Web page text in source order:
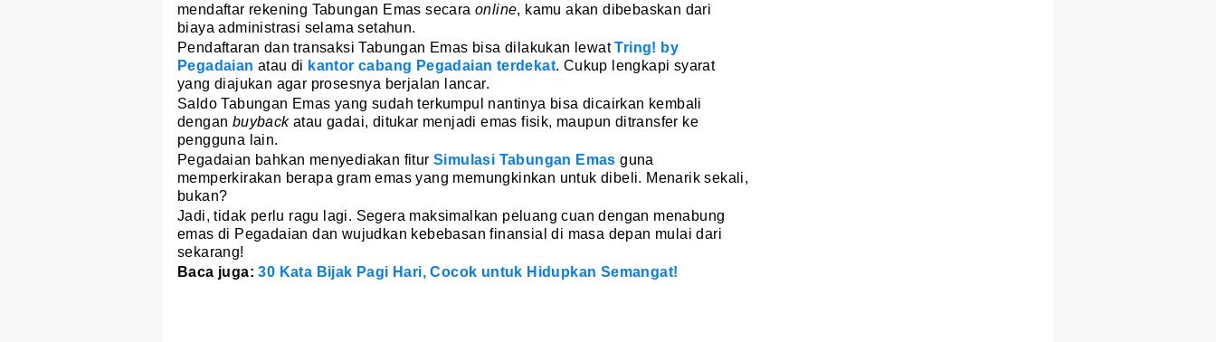
mendaftar rekening Tabungan Emas secara online, kamu akan dibebaskan dari
biaya administrasi selama setahun.
Pendaftaran dan transaksi Tabungan Emas bisa dilakukan lewatTring! by
Pegadaian atau di kantor cabang Pegadaian terdekat. Cukup lengkapi syarat
yang diajukan agar prosesnya berjalan lancar.
Saldo Tabungan Emas yang sudah terkumpul nantinya bisa dicairkan kembali
dengan buybackatau gadai, ditukar menjadi emas fisik, maupun ditransfer ke
pengguna lain.
Pegadaian bahkan menyediakan fitur Simulasi Tabungan Emas guna
memperkirakan berapa gram emas yang memungkinkan untuk dibeli. Menarik sekali,
bukan?
Jadi, tidak perlu ragu lagi. Segera maksimalkan peluang cuan dengan menabung
emas di Pegadaian dan wujudkan kebebasan finansial di masa depan mulai dari
sekarang!
Baca juga:30 Kata Bijak Pagi Hari, Cocok untuk Hidupkan Semangat!